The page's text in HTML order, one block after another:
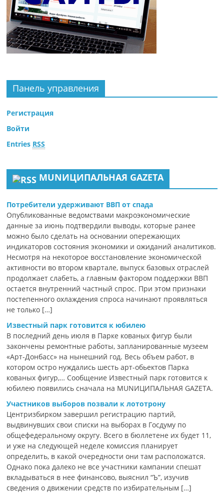
Панель управления
Регистрация
Войти
Entries RSS
MUNИЦИПАЛЬНАЯ GAZЕТА
Потребители удерживают ВВП от спада
Опубликованные ведомствами макроэкономические
данные за июнь подтвердили выводы, которые ранее
можно было сделать на основании опережающих
индикаторов состояния экономики и ожиданий аналитиков.
Несмотря на некоторое восстановление экономической
активности во втором квартале, выпуск базовых отраслей
продолжает слабеть, а главным фактором поддержки ВВП
остается внутренний частный спрос. При этом признаки
постепенного охлаждения спроса начинают проявляться
не только […]
Известный парк готовится к юбилею
В последний день июля в Парке кованых фигур были
закончены ремонтные работы, запланированные музеем
«Арт-Донбасс» на нынешний год. Весь объем работ, в
котором остро нуждались шесть арт-обьектов Парка
кованых фигур,… Сообщение Известный парк готовится к
юбилею появились сначала на MUNИЦИПАЛЬНАЯ GAZЕТА.
Участников выборов позвали к лототрону
Центризбирком завершил регистрацию партий,
выдвинувших свои списки на выборах в Госдуму по
общефедеральному округу. Всего в бюллетене их будет 11,
и уже на следующей неделе комиссия планирует
определить, в какой очередности они там расположатся.
Однако пока далеко не все участники кампании спешат
вкладываться в нее финансово, выяснил “Ъ”, изучив
сведения о движении средств по избирательным […]